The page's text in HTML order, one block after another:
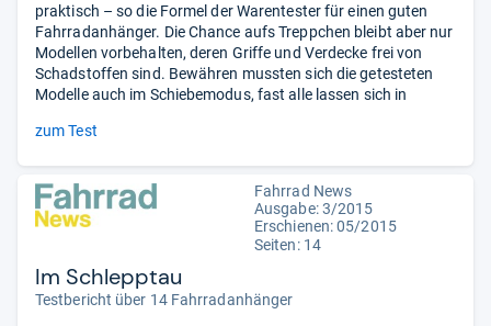
praktisch – so die Formel der Warentester für einen guten
Fahrradanhänger. Die Chance aufs Treppchen bleibt aber nur
Modellen vorbehalten, deren Griffe und Verdecke frei von
Schadstoffen sind. Bewähren mussten sich die getesteten
Modelle auch im Schiebemodus, fast alle lassen sich in
zum Test
Fahrrad News
Ausgabe: 3/2015
Erschienen: 05/2015
Seiten: 14
Im Schlepptau
Testbericht über 14 Fahrradanhänger